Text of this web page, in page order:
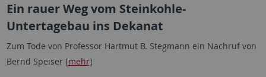
Ein rauer Weg vom Steinkohle-
Untertagebau ins Dekanat
Zum Tode von Professor Hartmut B. Stegmann ein Nachruf von
Bernd Speiser [mehr]